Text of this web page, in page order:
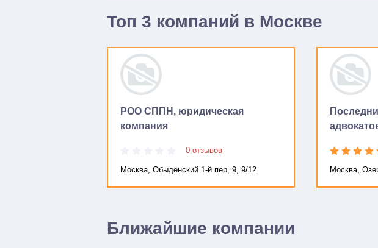
Топ 3 компаний в Москве
РОО СППН, юридическая
компания
0 отзывов
Москва, Обыденский 1-й пер, 9, 9/12 Москва,
Ближайшие компании